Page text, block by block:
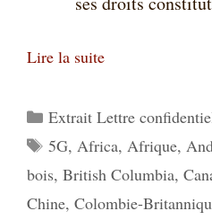
Lire la suite
Catégories
Extrait Lettre
Étiquettes
5G, Africa, Afrique,
bois, British Columbia,
Chine, Colombie-